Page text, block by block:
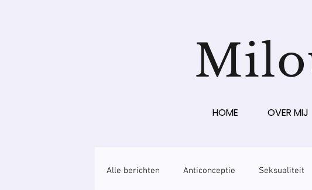
HOME OVER MIJ
Alle berichten Anticonceptie Seksualiteit